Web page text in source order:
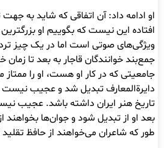
او ادامه داد: آن اتفاقی که شاید به
افتاده این نیست که بگوییم او
ویژگی‌های صوتی است اما در یک چیز
جمع‌بند خوانندگان قاجار به بعد تا
جامعیتی که در کار او هست، او را
دایرةالمعارف تبدیل شد و عجیب نیست
تاریخ هنر ایران داشته باشد. عجیب
بعد او از تبدیل شود و جوان‌ها بخواهند
طور که شاعران می‌خواهند از حافظ تقلید